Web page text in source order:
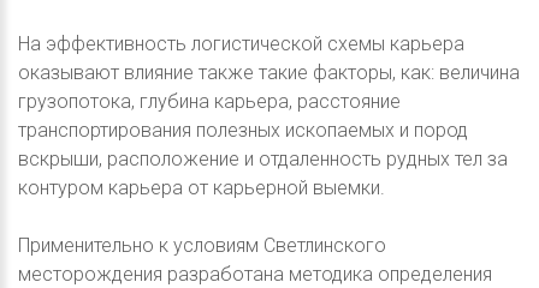
На эффективность логистической схемы карьера
оказывают влияние также такие факторы, как: величина
грузопотока, глубина карьера, расстояние
транспортирования полезных ископаемых и пород
вскрыши, расположение и отдаленность рудных тел за
контуром карьера от карьерной выемки.
Применительно к условиям Светлинского
месторождения разработана методика определения